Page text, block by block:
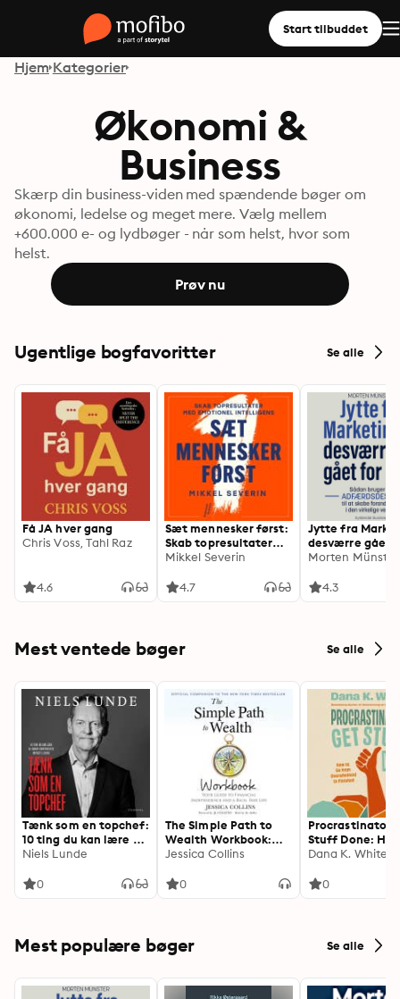
Start tilbuddet
Hjem Kategorier
Økonomi &
Business
Skærp din business-viden med spændende bøger om
økonomi, ledelse og meget mere. Vælg mellem
+600.000 e- og lydbøger - når som helst, hvor som
helst.
Prøv nu
Ugentlige bogfavoritter Se alle
Få JA hver gang
Chris Voss, Tahl Raz
4.6
Sæt mennesker først:
Skab topresultater
med emotionel
Mikkel Severin
4.7
Jytte fra
desværre gået
dag: Sådan
skabe
Morten Münster
4.3
Mest ventede bøger Se alle
Tænk som en topchef:
10 ting du kan lære af
dansk erhvervslivs
Niels Lunde
0
The Simple Path to
Wealth Workbook:
Official Companion
Times Bestseller
Jessica Collins
0
Procrastinators
Stuff Done:
Go from
Finished
Dana K. White
0
Mest populære bøger Se alle